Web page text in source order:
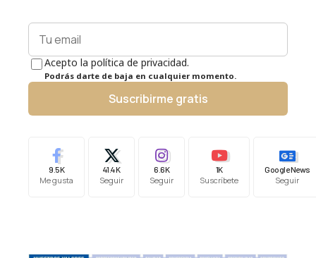
Acepto la política de privacidad.
Podrás darte de baja en cualquier momento.
Suscribirme gratis
9.5K
Me gusta
41.4K
Seguir
6.6K
Seguir
1K
Suscríbete
Google News
Seguir